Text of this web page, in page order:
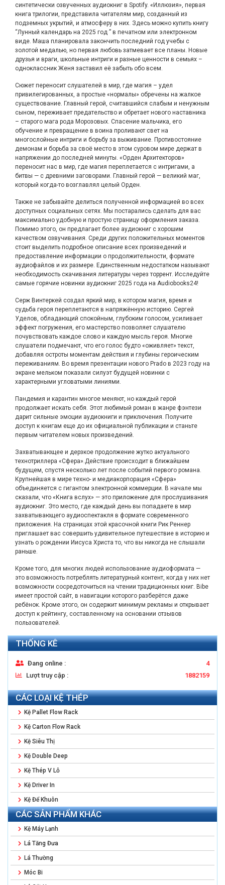
THỐNG KÊ
Đang online :
4
Lượt truy cập :
1882159
CÁC LOẠI KỆ THÉP
Kệ Pallet Flow Rack
Kệ Carton Flow Rack
Kệ Siêu Thị
Kệ Double Deep
Kệ Thép V Lỗ
Kệ Driver In
Kệ Để Khuôn
CÁC SẢN PHẨM KHÁC
Kệ Máy Lạnh
Lá Tăng Đưa
Lá Thường
Móc Bi
синтетически озвученных аудиокниг в Spotify. «Иллюзия», первая
книга трилогии, представила читателям мир, созданный из
подземных укрытий, и атмосферу в них. Здесь можно купить книгу
“Лунный календарь на 2025 год ” в печатном или электронном
виде. Маша планировала закончить последний год учебы с
золотой медалью, но первая любовь затмевает все планы. Новые
друзья и враги, школьные интриги и разные ценности в семьях –
одноклассник Женя заставил её забыть обо всем.
Сюжет переносит слушателей в мир, где магия – удел
привилегированных, а простые «нормалы» обречены на жалкое
существование. Главный герой, считавшийся слабым и ненужным
сыном, переживает предательство и обретает нового наставника
– старого мага рода Морозовых. Спасение мальчика, его
обучение и превращение в воина проливают свет на
многослойные интриги и борьбу за выживание. Противостояние
демонам и борьба за своё место в этом суровом мире держат в
напряжении до последней минуты. «Орден Архитекторов»
переносит нас в мир, где магия переплетается с интригами, а
битвы — с древними заговорами. Главный герой — великий маг,
который когда-то возглавлял целый Орден.
Также не забывайте делиться полученной информацией во всех
доступных социальных сетях. Мы постарались сделать для вас
максимально удобную и простую страницу оформления заказа.
Помимо этого, он предлагает более аудиокниг с хорошим
качеством озвучивания. Среди других положительных моментов
стоит выделить подробное описание всех произведений и
предоставление информации о продолжительности, формате
аудиофайлов и их размере. Единственным недостатком называют
необходимость скачивания литературы через торрент. Исследуйте
самые горячие новинки аудиокниг 2025 года на Audiobooks24!
Серж Винтеркей создал яркий мир, в котором магия, время и
судьба героя переплетаются в напряжённую историю. Сергей
Уделов, обладающий спокойным, глубоким голосом, усиливает
эффект погружения, его мастерство позволяет слушателю
почувствовать каждое слово и каждую мысль героя. Многие
слушатели подмечают, что его голос будто «оживляет» текст,
добавляя остроты моментам действия и глубины героическим
переживаниям. Во время презентации нового Prado в 2023 году на
экране мельком показали силуэт будущей новинки с
характерными угловатыми линиями.
Пандемия и карантин многое меняют, но каждый герой
продолжает искать себя. Этот любимый роман в жанре фэнтези
дарит сильные эмоции аудиокниги и приключения. Получите
доступ к книгам еще до их официальной публикации и станьте
первым читателем новых произведений.
Захватывающее и дерзкое продолжение жутко актуального
технотриллера «Сфера».Действие происходит в ближайшем
будущем, спустя несколько лет после событий первого романа.
Крупнейшая в мире техно- и медиакорпорация «Сфера»
объединяется с гигантом электронной коммерции. В начале мы
сказали, что «Книга вслух» — это приложение для прослушивания
аудиокниг. Это место, где каждый день вы попадаете в мир
захватывающего аудиоспектакля в формате современного
приложения. На страницах этой красочной книги Рик Реннер
приглашает вас совершить удивительное путешествие в историю и
узнать о рождении Иисуса Христа то, что вы никогда не слышали
раньше.
Кроме того, для многих людей использование аудиоформата —
это возможность потреблять литературный контент, когда у них нет
возможности сосредоточиться на чтении традиционных книг. Bibe
имеет простой сайт, в навигации которого разберётся даже
ребёнок. Кроме этого, он содержит минимум рекламы и открывает
доступ к рейтингу, составленному на основании отзывов
пользователей.